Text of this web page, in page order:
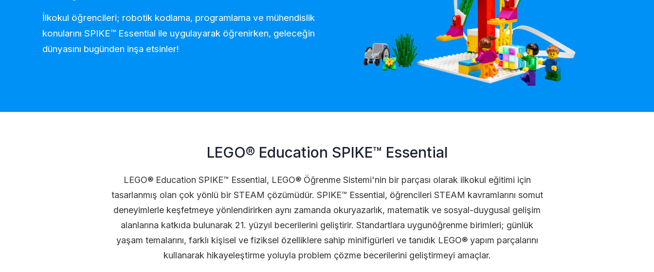
İlkokul öğrencileri; robotik kodlama, programlama ve mühendislik
konularını SPIKE™ Essential ile uygulayarak öğrenirken, geleceğin
dünyasını bugünden inşa etsinler!
LEGO® Education SPIKE™ Essential
LEGO® Education SPIKE™ Essential, LEGO® Öğrenme Sistemi'nin bir parçası olarak ilkokul eğitimi için
tasarlanmış olan çok yönlü bir STEAM çözümüdür. SPIKE™ Essential, öğrencileri STEAM kavramlarını somut
deneyimlerle keşfetmeye yönlendirirken aynı zamanda okuryazarlık, matematik ve sosyal-duygusal gelişim
alanlarına katkıda bulunarak 21. yüzyıl becerilerini geliştirir. Standartlara uygunöğrenme birimleri; günlük
yaşam temalarını, farklı kişisel ve fiziksel özelliklere sahip minifigürleri ve tanıdık LEGO® yapım parçalarını
kullanarak hikayeleştirme yoluyla problem çözme becerilerini geliştirmeyi amaçlar.